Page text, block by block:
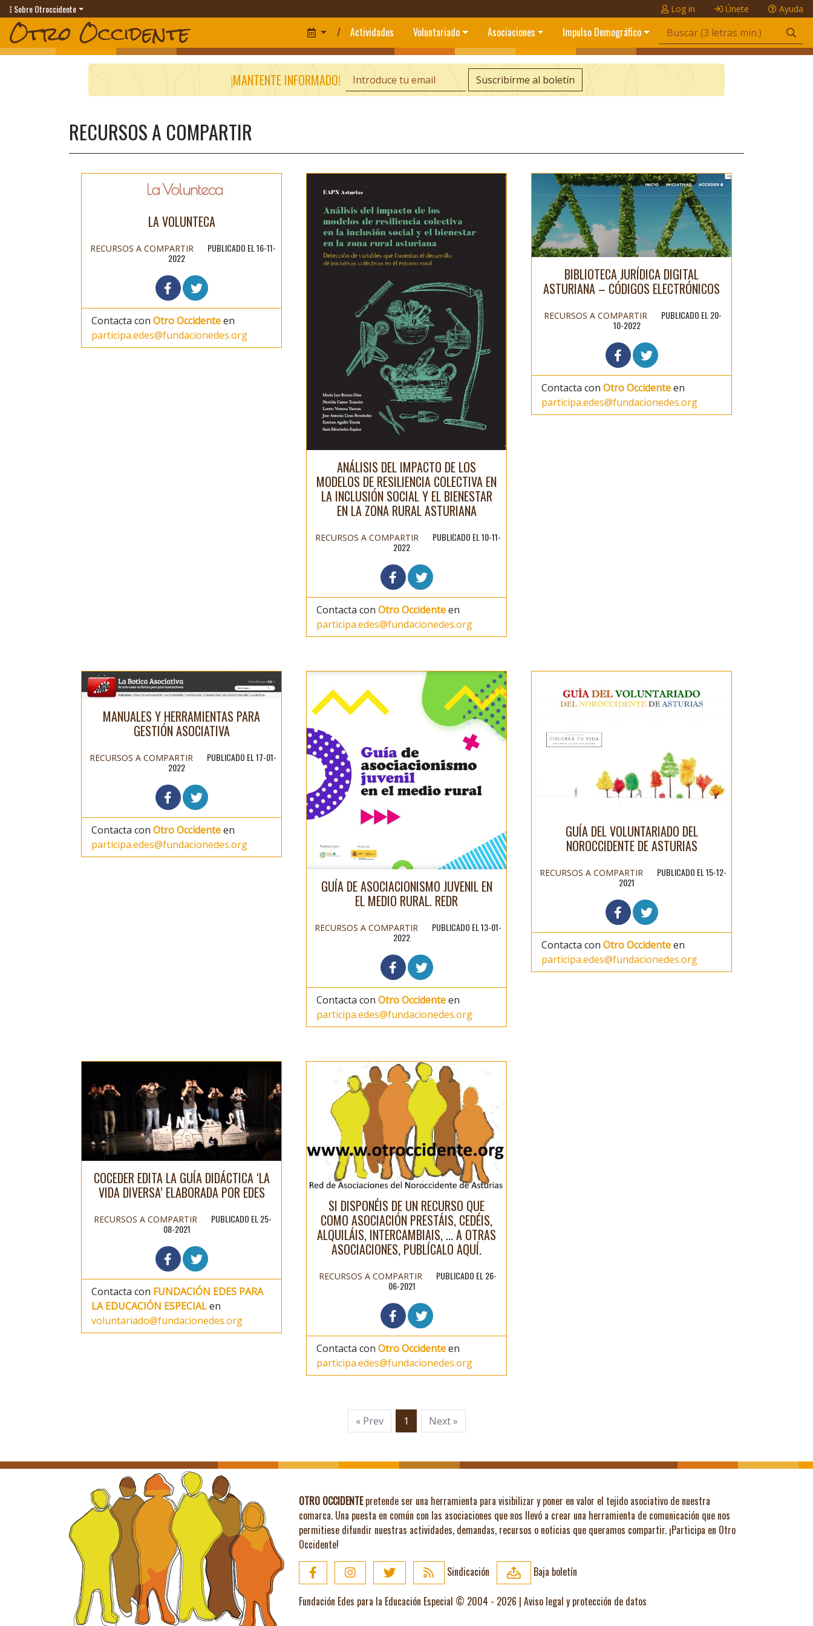
Sobre Otroccidente Log in Únete Ayuda
/ Actividades Voluntariado Asociaciones Impulso Demográfico
¡MANTENTE INFORMADO! Suscribirme al boletín
RECURSOS A COMPARTIR
LA VOLUNTECA
RECURSOS A COMPARTIR
PUBLICADO EL 16-11-
2022
Contacta con Otro Occidenteen
participa.edes@fundacionedes.org
ANÁLISIS DEL IMPACTO DE LOS
MODELOS DE RESILIENCIA COLECTIVA EN
LA INCLUSIÓN SOCIAL Y EL BIENESTAR
EN LA ZONA RURAL ASTURIANA
RECURSOS A COMPARTIR
PUBLICADO EL 10-11-
2022
Contacta con Otro Occidenteen
participa.edes@fundacionedes.org
BIBLIOTECA JURÍDICA DIGITAL
ASTURIANA – CÓDIGOS ELECTRÓNICOS
RECURSOS A COMPARTIR
PUBLICADO EL 20-
10-2022
Contacta con Otro Occidenteen
participa.edes@fundacionedes.org
MANUALES Y HERRAMIENTAS PARA
GESTIÓN ASOCIATIVA
RECURSOS A COMPARTIR
PUBLICADO EL 17-01-
2022
Contacta con Otro Occidenteen
participa.edes@fundacionedes.org
GUÍA DE ASOCIACIONISMO JUVENIL EN
EL MEDIO RURAL. REDR
RECURSOS A COMPARTIR
PUBLICADO EL 13-01-
2022
Contacta con Otro Occidenteen
participa.edes@fundacionedes.org
GUÍA DEL VOLUNTARIADO DEL
NOROCCIDENTE DE ASTURIAS
RECURSOS A COMPARTIR
PUBLICADO EL 15-12-
2021
Contacta con Otro Occidenteen
participa.edes@fundacionedes.org
COCEDER EDITA LA GUÍA DIDÁCTICA ‘LA
VIDA DIVERSA’ ELABORADA POR EDES
RECURSOS A COMPARTIR
PUBLICADO EL 25-
08-2021
Contacta con FUNDACIÓN EDES PARA
LA EDUCACIÓN ESPECIALen
voluntariado@fundacionedes.org
SI DISPONÉIS DE UN RECURSO QUE
COMO ASOCIACIÓN PRESTÁIS, CEDÉIS,
ALQUILÁIS, INTERCAMBIAIS, ... A OTRAS
ASOCIACIONES, PUBLÍCALO AQUÍ.
RECURSOS A COMPARTIR
PUBLICADO EL 26-
06-2021
Contacta con Otro Occidenteen
participa.edes@fundacionedes.org
« Prev 1 Next »
OTRO OCCIDENTEpretende ser una herramienta para visibilizar y poner en valor el tejido asociativo de nuestra
comarca. Una puesta en común con las asociaciones que nos llevó a crear una herramienta de comunicación que nos
permitiese difundir nuestras actividades, demandas, recursos o noticias que queramos compartir. ¡Participa en Otro
Occidente!
Sindicación
Baja boletín
Fundación Edes para la Educación Especial © 2004 - 2026 | Aviso legal y protección de datos